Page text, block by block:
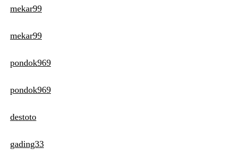
mekar99
mekar99
pondok969
pondok969
destoto
gading33